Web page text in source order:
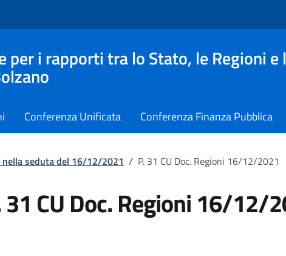
per i rapporti tra lo Stato, le Regioni e
Conferenza Unificata Conferenza Finanza Pubblica
nella seduta del 16/12/2021 / P. 31 CU Doc. Regioni 16/12/2021
31 CU Doc. Regioni 16/12/